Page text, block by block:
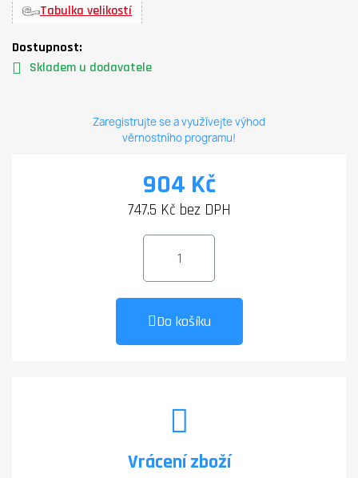
Tabulka velikostí
Dostupnost:
Skladem u dodavatele
Zaregistrujte se a využívejte výhod
věrnostního programu!
904 Kč
747.5 Kč bez DPH
Do košíku
Vrácení zboží